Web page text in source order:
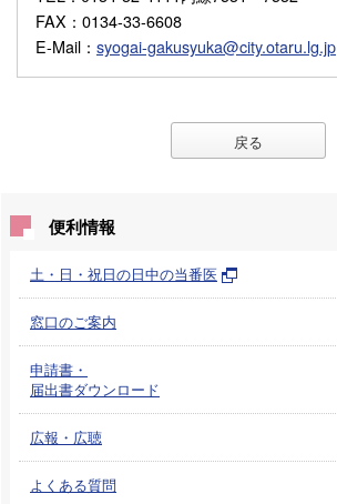
FAX ：0134-33-6608
E-Mail ： syogai-gakusyuka@city.otaru.lg.jp
戻る
便利情報
土・日・祝日の日中の当番医
窓口のご案内
申請書・
届出書ダウンロード
広報・広聴
よくある質問